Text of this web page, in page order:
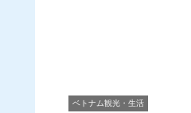
ベトナム観光・生活